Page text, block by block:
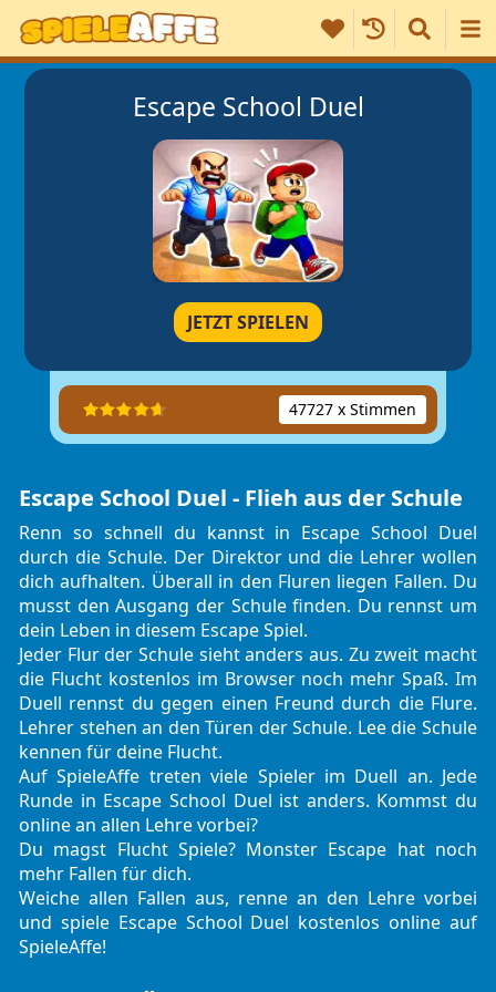
Escape School Duel
JETZT SPIELEN
47727 x Stimmen
Escape School Duel - Flieh aus der Schule
Renn so schnell du kannst in Escape School Duel
durch die Schule. Der Direktor und die Lehrer wollen
dich aufhalten. Überall in den Fluren liegen Fallen. Du
musst den Ausgang der Schule finden. Du rennst um
dein Leben in diesem Escape Spiel.
Jeder Flur der Schule sieht anders aus. Zu zweit macht
die Flucht kostenlos im Browser noch mehr Spaß. Im
Duell rennst du gegen einen Freund durch die Flure.
Lehrer stehen an den Türen der Schule. Lee die Schule
kennen für deine Flucht.
Auf SpieleAffe treten viele Spieler im Duell an. Jede
Runde in Escape School Duel ist anders. Kommst du
online an allen Lehre vorbei?
Du magst Flucht Spiele? Monster Escape hat noch
mehr Fallen für dich.
Weiche allen Fallen aus, renne an den Lehre vorbei
und spiele Escape School Duel kostenlos online auf
SpieleAffe!